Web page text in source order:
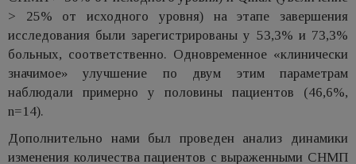
> 25% от исходного уровня) на этапе завершения
исследования были зарегистрированы у 53,3% и 73,3%
больных, соответственно. Одновременное «клинически
значимое» улучшение по двум этим параметрам
наблюдали примерно у половины пациентов (46,6%,
n=14).
Дополнительно нами был проведен анализ динамики
изменения количества пациентов с выраженными СНМП